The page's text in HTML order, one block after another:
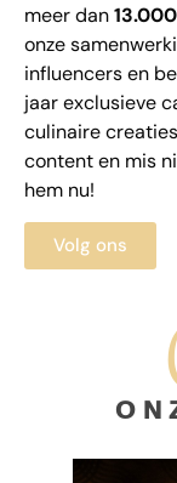
meer dan13.000
onze
influencers en
jaar exclusieve
culinaire
content en mis
hem nu!
Volg ons